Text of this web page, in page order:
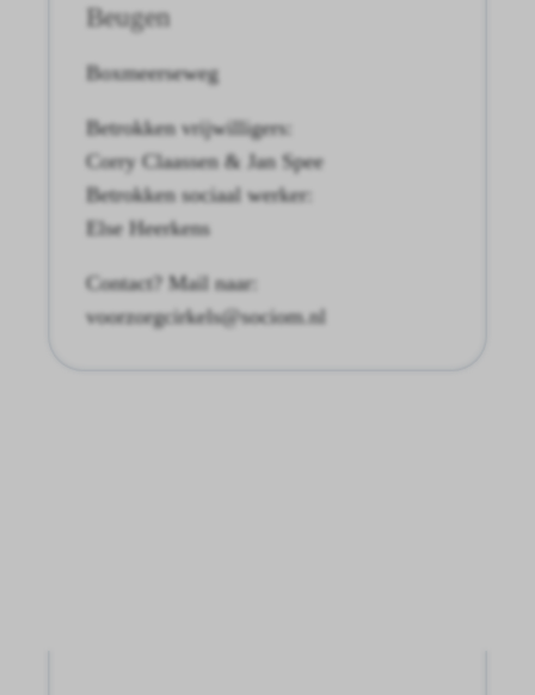
Beugen
Boxmeerseweg
Betrokken vrijwilligers:
Corry Claassen & Jan Spee
Betrokken sociaal werker:
Else Heerkens
Contact? Mail naar:
voorzorgcirkels@sociom.nl